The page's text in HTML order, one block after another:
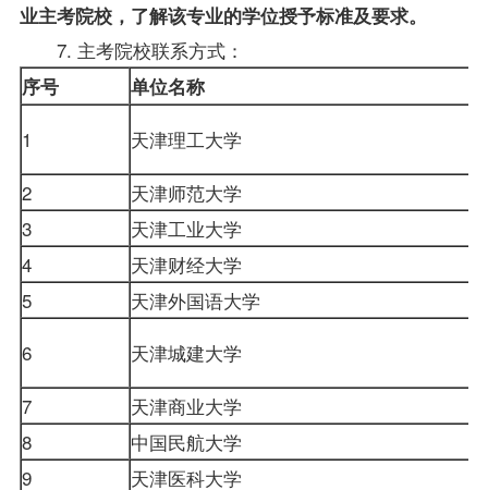
业主考院校，了解该专业的学位授予标准及要求。
7. 主考院校联系方式：
序号 单位名称
1
天津理工大学
2
天津师范大学
3
天津工业大学
4
天津财经大学
5
天津外国语大学
6
天津城建大学
7
天津商业大学
8
中国民航大学
9
天津医科大学